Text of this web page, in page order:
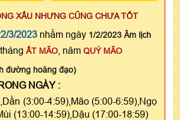
XẤU NHƯNG CŨNG CHƯA TỐT
3/2023 nhằm ngày 1/2/2023 Âm lịch
, tháng ẤT MÃO , năm QUÝ MÃO
đường hoàng đạo)
NGÀY :
(3:00-4:59),Mão (5:00-6:59),Ngọ
(13:00-14:59),Dậu (17:00-18:59)